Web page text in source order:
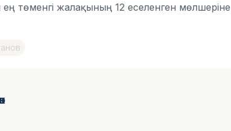
төменгі жалақының 12 еселенген